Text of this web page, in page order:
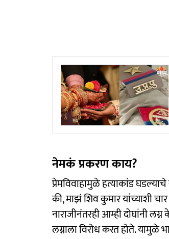
नेमकं प्रकरण काय?
प्रेमविवाहामुळे हत्याकांड
की, माझं शिव कुमार यांच्याशी
नाराजीनंतरही आम्ही दोघांनी
लग्नाला विरोध करत होते. यामुळे